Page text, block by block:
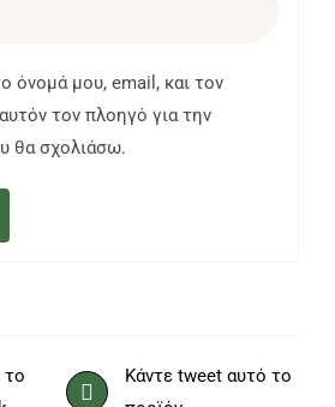
όνομά μου, email, και τον
τον πλοηγό για την
θα σχολιάσω.
το
Κάντε tweet αυτό το